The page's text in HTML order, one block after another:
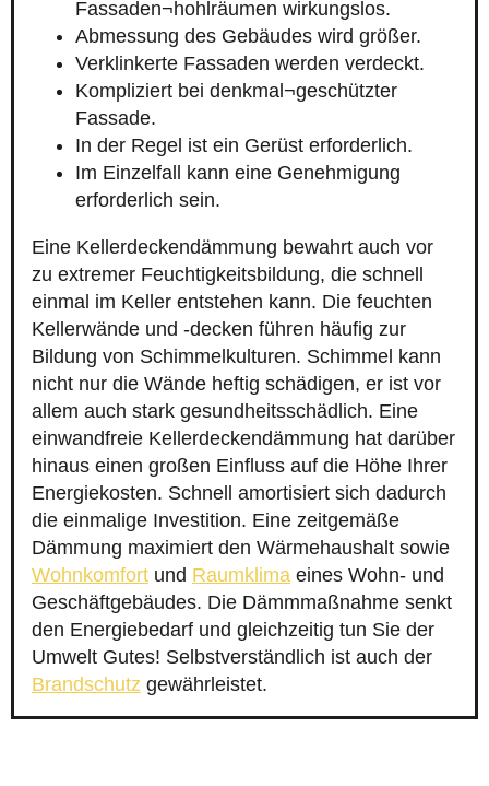
Fassaden¬hohlräumen wirkungslos.
Abmessung des Gebäudes wird größer.
Verklinkerte Fassaden werden verdeckt.
Kompliziert bei denkmal¬geschützter
Fassade.
In der Regel ist ein Gerüst erforderlich.
Im Einzelfall kann eine Genehmigung
erforderlich sein.
Eine Kellerdeckendämmung bewahrt auch vor
zu extremer Feuchtigkeitsbildung, die schnell
einmal im Keller entstehen kann. Die feuchten
Kellerwände und -decken führen häufig zur
Bildung von Schimmelkulturen. Schimmel kann
nicht nur die Wände heftig schädigen, er ist vor
allem auch stark gesundheitsschädlich. Eine
einwandfreie Kellerdeckendämmung hat darüber
hinaus einen großen Einfluss auf die Höhe Ihrer
Energiekosten. Schnell amortisiert sich dadurch
die einmalige Investition. Eine zeitgemäße
Dämmung maximiert den Wärmehaushalt sowie
Wohnkomfort und Raumklima eines Wohn- und
Geschäftgebäudes. Die Dämmmaßnahme senkt
den Energiebedarf und gleichzeitig tun Sie der
Umwelt Gutes! Selbstverständlich ist auch der
Brandschutz gewährleistet.